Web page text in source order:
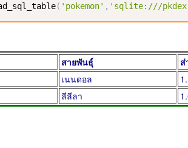
( 'pokemon' , 'sqlite:///
สายพันธุ์ ส่
เนนดอล
ลีลีลา